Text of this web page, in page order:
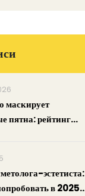
маскирует
пятна: рейтинг
эстетиста:
в 2025